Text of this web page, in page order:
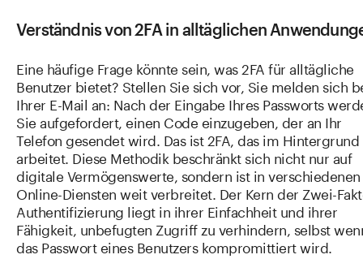
Verständnis von 2FA in alltäglichen
Eine häufige Frage könnte sein, was 2FA für alltägliche
Benutzer bietet? Stellen Sie sich vor, Sie melden sich
Ihrer E-Mail an: Nach der Eingabe Ihres Passworts
Sie aufgefordert, einen Code einzugeben, der an Ihr
Telefon gesendet wird. Das ist 2FA, das im Hintergrund
arbeitet. Diese Methodik beschränkt sich nicht nur auf
digitale Vermögenswerte, sondern ist in verschiedenen
Online-Diensten weit verbreitet. Der Kern der Zwei-
Authentifizierung liegt in ihrer Einfachheit und ihrer
Fähigkeit, unbefugten Zugriff zu verhindern, selbst
das Passwort eines Benutzers kompromittiert wird.